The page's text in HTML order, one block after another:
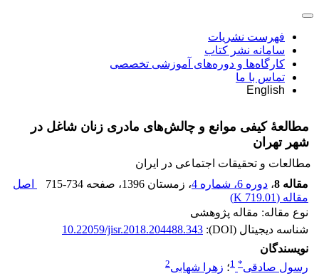
فهرست نشریات
سامانه نشر کتاب
کارگاه‌ها و دوره‌های آموزشی تخصصی
تماس با ما
English
مطالعۀ کیفی موانع و چالش‌های مادری زنان شاغل در
شهر تهران
مطالعات و تحقیقات اجتماعی در ایران
مقاله 8
، دوره 6، شماره 4 ، زمستان 1396 ، صفحه 715-734
اصل
مقاله (719.01 K
)
نوع مقاله: مقاله پژوهشی
شناسه دیجیتال (DOI):
10.22059/jisr.2018.204488.343
نویسندگان
رسول صادقی*
1؛ زهرا شهابی2